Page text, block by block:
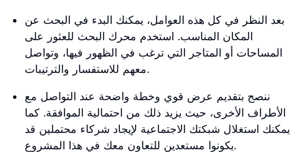
بعد النظر في كل هذه العوامل، يمكنك البدء في البحث عن
المكان المناسب. استخدم محرك البحث للعثور على
المساحات أو المتاجر التي ترغب في الظهور فيها، وتواصل
معهم للاستفسار والترتيبات.
ننصح بتقديم عرض قوي وخطة واضحة عند التواصل مع
الأطراف الأخرى، حيث يزيد ذلك من احتمالية الموافقة. كما
يمكنك استغلال شبكتك الاجتماعية لإيجاد شركاء محتملين قد
يكونوا مستعدين للتعاون معك في هذا المشروع.